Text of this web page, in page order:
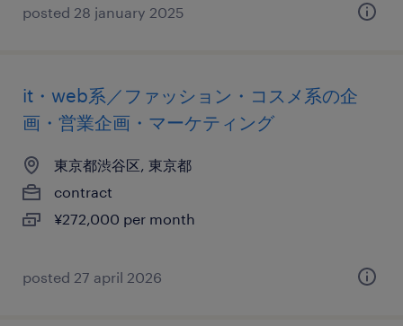
posted 28 january 2025
it・web系／ファッション・コスメ系の企
画・営業企画・マーケティング
東京都渋谷区, 東京都
contract
¥272,000 per month
posted 27 april 2026